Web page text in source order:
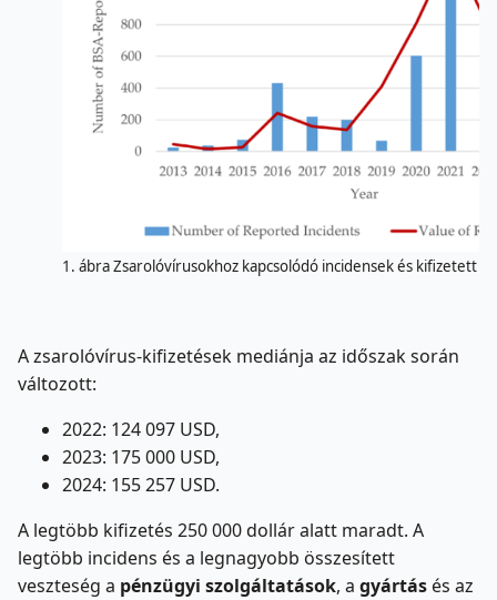
1. ábra Zsarolóvírusokhoz kapcsolódó incidensek és kifizetett
A zsarolóvírus-kifizetések mediánja az időszak során
változott:
2022: 124 097 USD,
2023: 175 000 USD,
2024: 155 257 USD.
A legtöbb kifizetés 250 000 dollár alatt maradt. A
legtöbb incidens és a legnagyobb összesített
veszteség a pénzügyi szolgáltatások, a gyártás és az